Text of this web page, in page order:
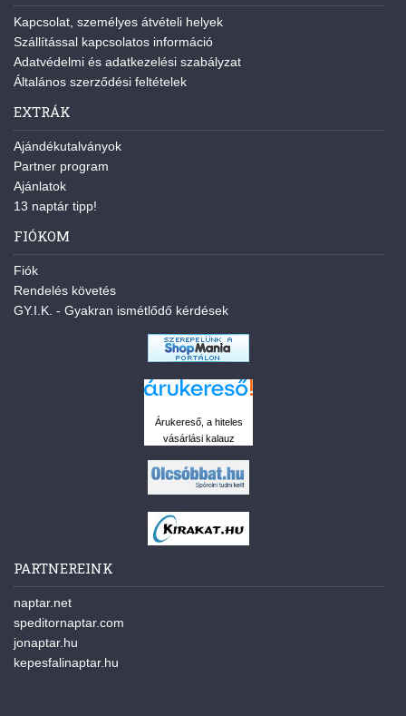
Kapcsolat, személyes átvételi helyek
Szállítással kapcsolatos információ
Adatvédelmi és adatkezelési szabályzat
Általános szerződési feltételek
EXTRÁK
Ajándékutalványok
Partner program
Ajánlatok
13 naptár tipp!
FIÓKOM
Fiók
Rendelés követés
GY.I.K. - Gyakran ismétlődő kérdések
Árukereső, a hiteles
vásárlási kalauz
PARTNEREINK
naptar.net
speditornaptar.com
jonaptar.hu
kepesfalinaptar.hu